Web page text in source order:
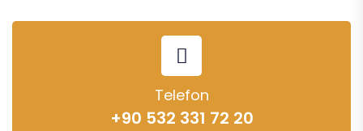
Telefon
+90 532 331 72 20